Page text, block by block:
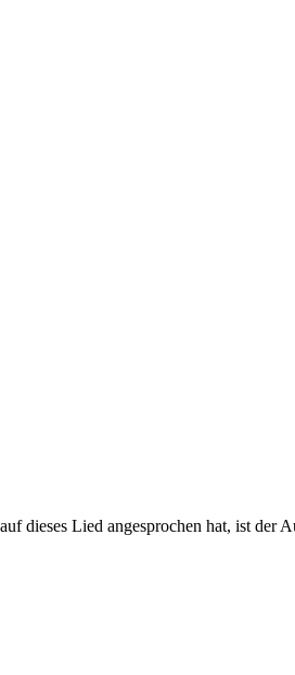
dieses Lied angesprochen hat, ist der